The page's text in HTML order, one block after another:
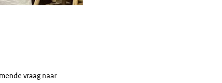
vraag naar